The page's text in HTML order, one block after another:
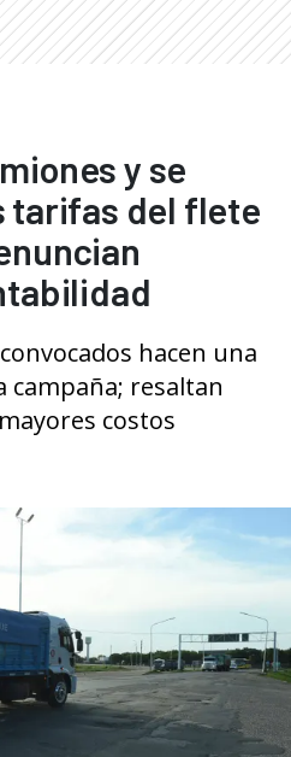
y se
tarifas del flete
hacen una
campaña; resaltan
costos